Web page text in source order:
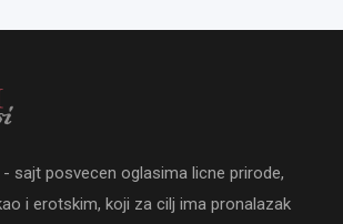
- sajt posvecen oglasima licne prirode,
i erotskim, koji za cilj ima pronalazak